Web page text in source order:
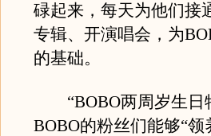
碌起来，每天为他们接
专辑、开演唱会，为
的基础。
“BOBO两周岁生日
BOBO的粉丝们能够“